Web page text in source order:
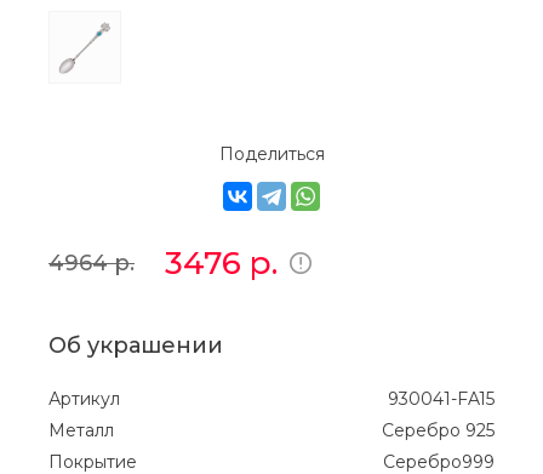
Поделиться
4964р. 3476 р.
Об украшении
Артикул
930041-FA15
Металл
Серебро 925
Покрытие
Серебро999